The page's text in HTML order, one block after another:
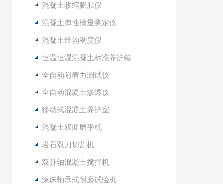
混凝土收缩膨胀仪
混凝土弹性模量测定仪
混凝土维勃稠度仪
恒温恒湿混凝土标准养护箱
全自动附着力测试仪
全自动混凝土渗透仪
移动式混凝土养护室
混凝土双面磨平机
岩石双刀切割机
双卧轴混凝土搅拌机
滚珠轴承式耐磨试验机